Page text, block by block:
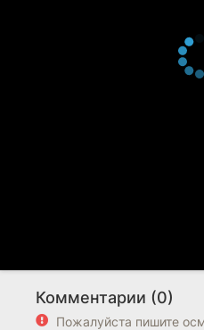
Комментарии (0)
Пожалуйста пишите